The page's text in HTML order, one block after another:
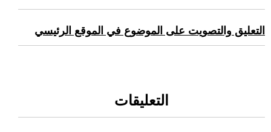
التعليق والتصويت على الموضوع في الموقع الرئيسي
التعليقات